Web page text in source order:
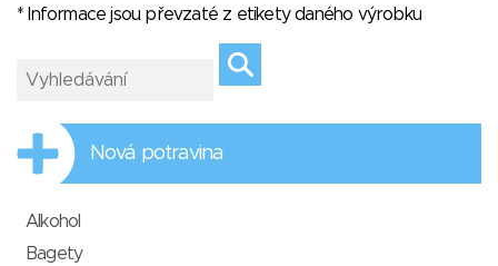
* Informace jsou převzaté z etikety daného výrobku
Nová potravina
Alkohol
Bagety